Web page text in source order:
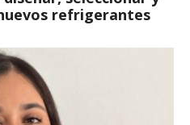
refrigerantes